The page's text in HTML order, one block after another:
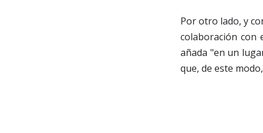
Por otro lado, y
colaboración con
añada "en un
que, de este